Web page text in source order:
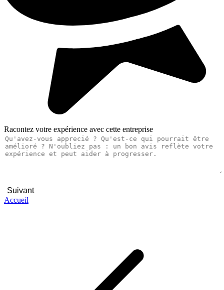
Racontez votre expérience avec cette entreprise
Suivant
Accueil